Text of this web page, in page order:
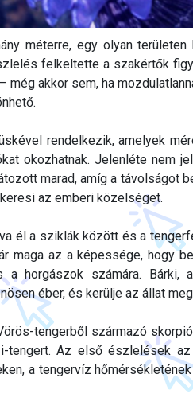
méterre, egy olyan
felkeltette a szakértők
még akkor sem, ha
rendelkezik, amelyek
okozhatnak. Jelenléte
marad, amíg a távolságot
az emberi közelséget.
él a sziklák között és a
maga az a képessége, hogy
a horgászok számára.
éber, és kerülje az állat
tengerből származó
tengert. Az első észlelések
a tengervíz